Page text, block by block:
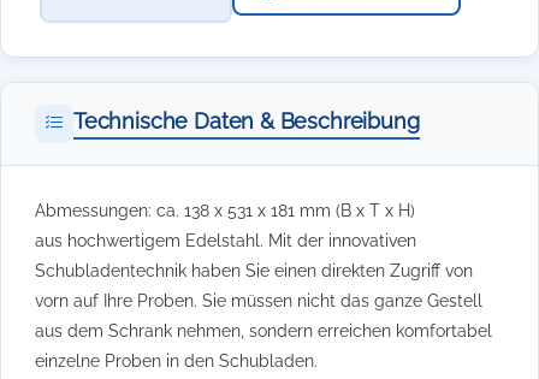
Technische Daten & Beschreibung
Abmessungen: ca. 138 x 531 x 181 mm (B x T x H)
aus hochwertigem Edelstahl. Mit der innovativen
Schubladentechnik haben Sie einen direkten Zugriff von
vorn auf Ihre Proben. Sie müssen nicht das ganze Gestell
aus dem Schrank nehmen, sondern erreichen komfortabel
einzelne Proben in den Schubladen.